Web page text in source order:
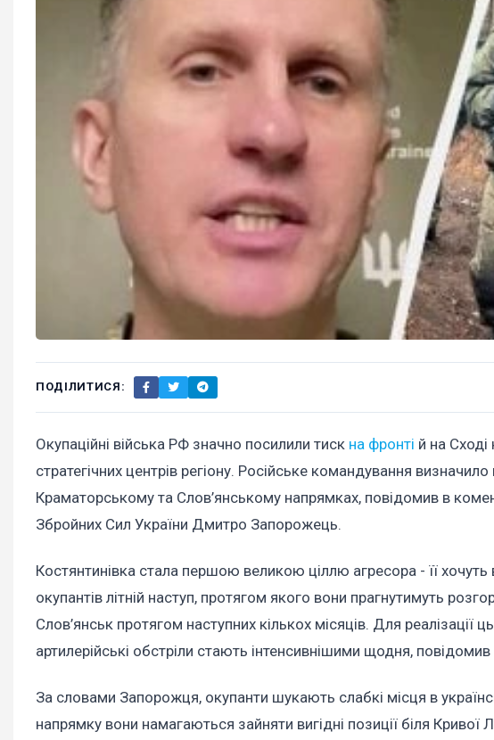
ПОДІЛИТИСЯ:
Окупаційні війська РФ значно посилили тиск на фронті й на Сході
стратегічних центрів регіону. Російське командування
Краматорському та Слов’янському напрямках, повідомив в
Збройних Сил України Дмитро Запорожець.
Костянтинівка стала першою великою ціллю агресора - її
окупантів літній наступ, протягом якого вони прагнутимуть
Слов’янськ протягом наступних кількох місяців. Для реалізації
артилерійські обстріли стають інтенсивнішими щодня, повідомив
За словами Запорожця, окупанти шукають слабкі місця в
напрямку вони намагаються зайняти вигідні позиції біля Кривої